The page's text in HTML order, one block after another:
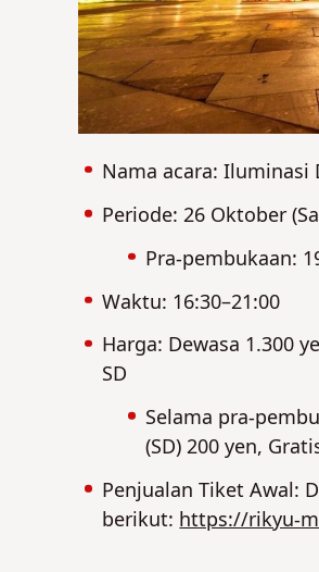
Nama acara: Iluminasi
Periode: 26 Oktober
Pra-pembukaan:
Waktu: 16:30–21:00
Harga: Dewasa 1.300
SD
Selama pra-
(SD) 200 yen,
Penjualan Tiket Awal:
berikut:https://rikyu-